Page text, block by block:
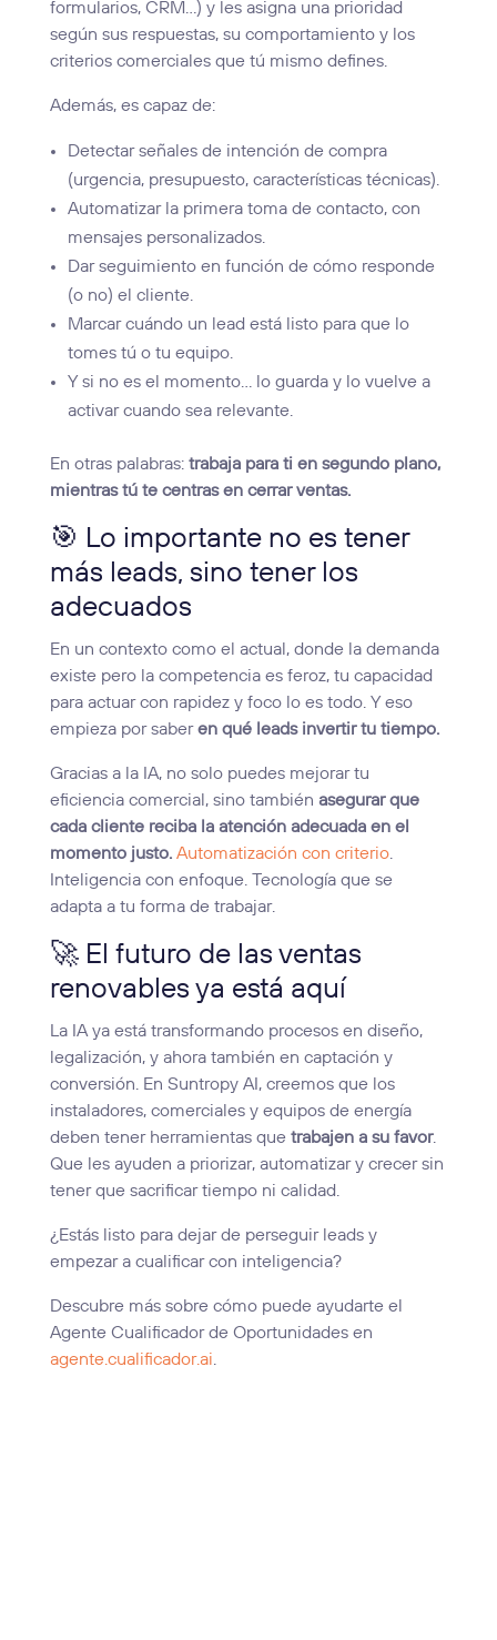
formularios, CRM…) y les asigna una prioridad
según sus respuestas, su comportamiento y los
criterios comerciales que tú mismo defines.
Además, es capaz de:
Detectar señales de intención de compra
(urgencia, presupuesto, características técnicas).
Automatizar la primera toma de contacto, con
mensajes personalizados.
Dar seguimiento en función de cómo responde
(o no) el cliente.
Marcar cuándo un lead está listo para que lo
tomes tú o tu equipo.
Y si no es el momento… lo guarda y lo vuelve a
activar cuando sea relevante.
En otras palabras: trabaja para ti en segundo plano,
mientras tú te centras en cerrar ventas.
🎯 Lo importante no es tener
más leads, sino tener los
adecuados
En un contexto como el actual, donde la demanda
existe pero la competencia es feroz, tu capacidad
para actuar con rapidez y foco lo es todo. Y eso
empieza por saberen qué leads invertir tu tiempo.
Gracias a la IA, no solo puedes mejorar tu
eficiencia comercial, sino también asegurar que
cada cliente reciba la atención adecuada en el
momento justo. Automatización con criterio.
Inteligencia con enfoque. Tecnología que se
adapta a tu forma de trabajar.
🚀 El futuro de las ventas
renovables ya está aquí
La IA ya está transformando procesos en diseño,
legalización, y ahora también en captación y
conversión. En Suntropy AI, creemos que los
instaladores, comerciales y equipos de energía
deben tener herramientas que trabajen a su favor.
Que les ayuden a priorizar, automatizar y crecer sin
tener que sacrificar tiempo ni calidad.
¿Estás listo para dejar de perseguir leads y
empezar a cualificar con inteligencia?
Descubre más sobre cómo puede ayudarte el
Agente Cualificador de Oportunidades en
agente.cualificador.ai.